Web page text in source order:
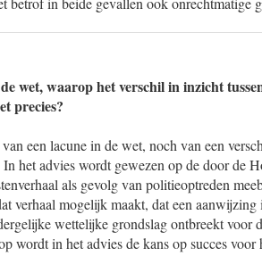
wet, waarop het verschil in inzicht
precies?
een lacune in de wet, noch van een
het advies wordt gewezen op de door de
als gevolg van politieoptreden
verhaal mogelijk maakt, dat een
wettelijke grondslag ontbreekt voor
wordt in het advies de kans op succes